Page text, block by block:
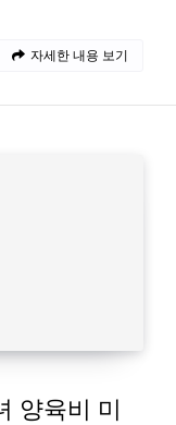
자세한 내용 보기
양육비 미